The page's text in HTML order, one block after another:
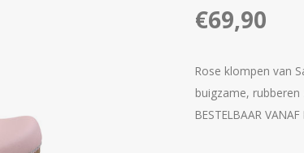
€69,90
Rose klompen van
buigzame, rubberen
BESTELBAAR